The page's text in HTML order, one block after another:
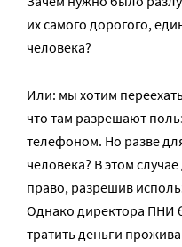
их самого дорогого,
человека?
Или: мы хотим
что там разрешают
телефоном. Но разве
человека? В этом
право, разрешив
Однако директора ПНИ
тратить деньги